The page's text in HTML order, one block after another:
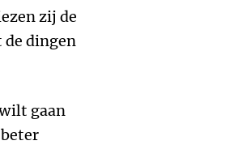
zij de
de dingen
gaan